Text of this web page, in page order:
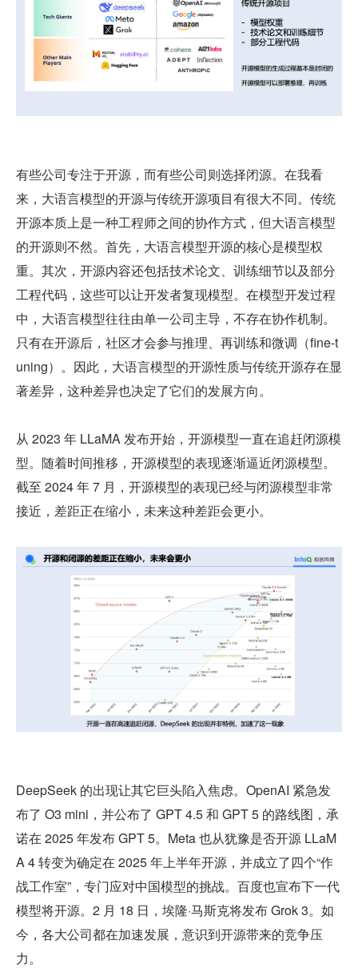
有些公司专注于开源，而有些公司则选择闭源。在我看
来，大语言模型的开源与传统开源项目有很大不同。传统
开源本质上是一种工程师之间的协作方式，但大语言模型
的开源则不然。首先，大语言模型开源的核心是模型权
重。其次，开源内容还包括技术论文、训练细节以及部分
工程代码，这些可以让开发者复现模型。在模型开发过程
中，大语言模型往往由单一公司主导，不存在协作机制。
只有在开源后，社区才会参与推理、再训练和微调（fine-t
uning）。因此，大语言模型的开源性质与传统开源存在显
著差异，这种差异也决定了它们的发展方向。
从 2023 年 LLaMA 发布开始，开源模型一直在追赶闭源模
型。随着时间推移，开源模型的表现逐渐逼近闭源模型。
截至 2024 年 7 月，开源模型的表现已经与闭源模型非常
接近，差距正在缩小，未来这种差距会更小。
DeepSeek 的出现让其它巨头陷入焦虑。OpenAI 紧急发
布了 O3 mini，并公布了 GPT 4.5 和 GPT 5 的路线图，承
诺在 2025 年发布 GPT 5。Meta 也从犹豫是否开源 LLaM
A 4 转变为确定在 2025 年上半年开源，并成立了四个“作
战工作室”，专门应对中国模型的挑战。百度也宣布下一代
模型将开源。2 月 18 日，埃隆·马斯克将发布 Grok 3。如
今，各大公司都在加速发展，意识到开源带来的竞争压
力。